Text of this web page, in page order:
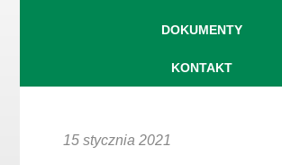
DOKUMENTY
KONTAKT
15 stycznia 2021